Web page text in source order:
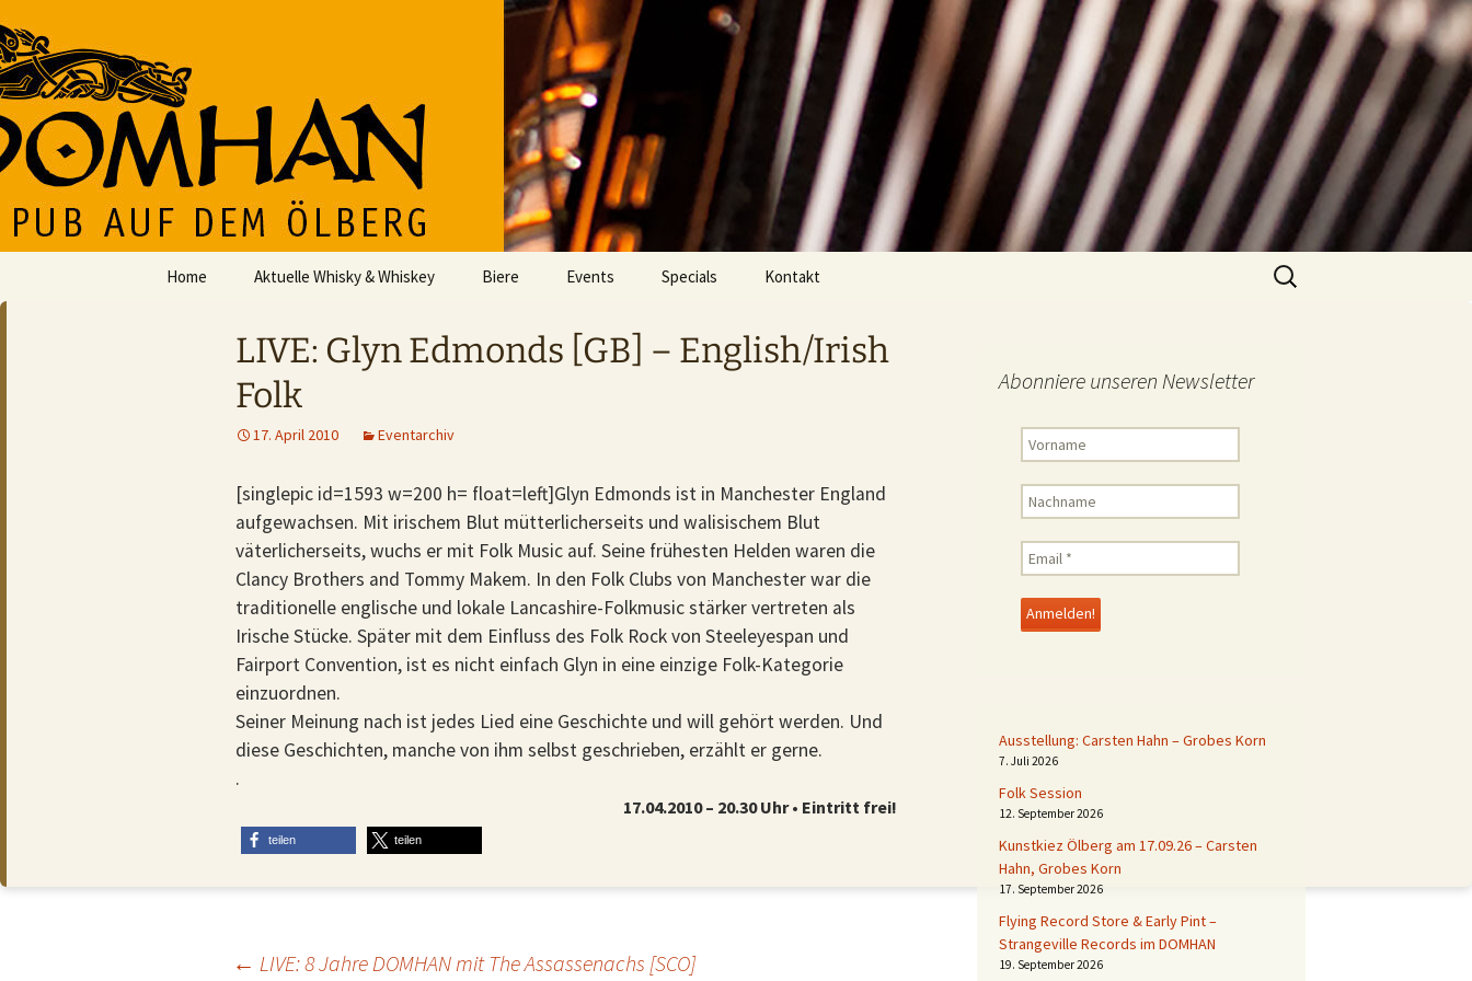
Inhalt
springen
DOMHAN
Home Aktuelle Whisky & Whiskey Biere Events Specials
Fußball im DOMHAN
Kontakt
Suchen
nach:
LIVE: Glyn Edmonds [GB] – English/Irish
Folk
17. April 2010 Eventarchiv
[singlepic id=1593 w=200 h= float=left]Glyn Edmonds ist in Manchester England
aufgewachsen. Mit irischem Blut mütterlicherseits und walisischem Blut
väterlicherseits, wuchs er mit Folk Music auf. Seine frühesten Helden waren die
Clancy Brothers and Tommy Makem. In den Folk Clubs von Manchester war die
traditionelle englische und lokale Lancashire-Folkmusic stärker vertreten als
Irische Stücke. Später mit dem Einfluss des Folk Rock von Steeleyespan und
Fairport Convention, ist es nicht einfach Glyn in eine einzige Folk-Kategorie
einzuordnen.
Seiner Meinung nach ist jedes Lied eine Geschichte und will gehört werden. Und
diese Geschichten, manche von ihm selbst geschrieben, erzählt er gerne.
.
17.04.2010 – 20.30 Uhr • Eintritt frei!
teilen teilen
← LIVE: 8 Jahre DOMHAN mit The Assassenachs [SCO]
Abonniere unseren Newsletter
Ausstellung: Carsten Hahn – Grobes Korn
7. Juli 2026
Folk Session
12. September 2026
Kunstkiez Ölberg am 17.09.26 – Carsten
Hahn, Grobes Korn
17. September 2026
Flying Record Store & Early Pint –
Strangeville Records im DOMHAN
19. September 2026